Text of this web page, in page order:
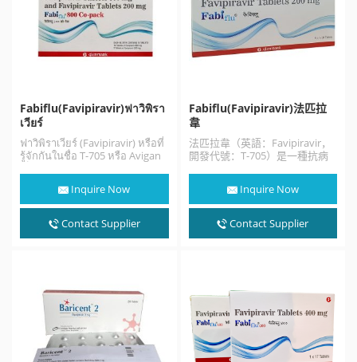
Fabiflu(Favipiravir)ฟาวิพิรา
เวียร์
ฟาวิพิราเวียร์ (Favipiravir) หรือที่
รู้จักกันในชื่อ T-705 หรือ Avigan
工業) ของประเทศญี่ปุ่น มีฤทธิ์ต่อ
ต้านอาร์เอ็นเอไวรัสหลายชนิด ​ใน
เดือนกุมภาพันธ์ พ.ศ. ได้รับการ
ศึกษาแบบสุ่มในประเทศจีนเพื่อ
Inquire Now
Contact Supplier
Fabiflu(Favipiravir)法匹拉
韋
法匹拉韋（英語：Favipiravir，
開發代號：T-705）是一種抗病
山化學工業（今 富士膠片富山化
學）共同研發，該藥能夠對抗多
種RNA病毒。法匹拉韋是吡嗪醯
胺衍生物，它具有降低流感病
試驗中，法匹拉韋對茲卡病毒表
現出有限的效力，但效果差於其
他抗病毒藥如MK-608。該藥還
表現出對抗狂犬病的功效，並已
被實驗性的用於治療感染狂犬病
Inquire Now
Contact Supplier